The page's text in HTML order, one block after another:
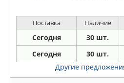
Поставка Наличие
Сегодня 30 шт.
Сегодня 30 шт.
Другие